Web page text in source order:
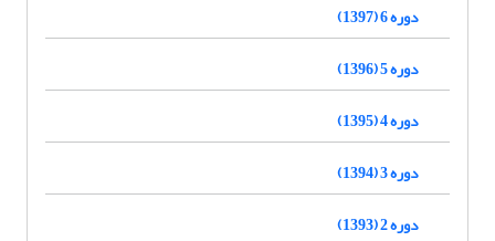
دوره 6 (1397)
دوره 5 (1396)
دوره 4 (1395)
دوره 3 (1394)
دوره 2 (1393)